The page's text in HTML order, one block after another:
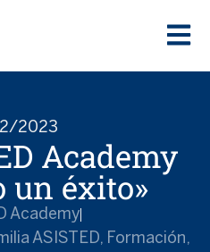
2023
Academy
un éxito»
Academy
ASISTED, Formación,